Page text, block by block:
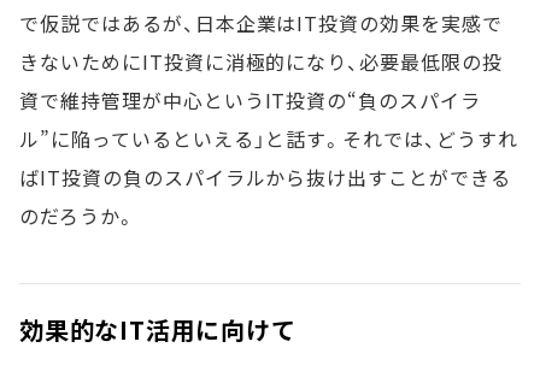
で仮説ではあるが、日本企業はIT投資の効果を実感で
きないためにIT投資に消極的になり、必要最低限の投
資で維持管理が中心というIT投資の“負のスパイラ
ル”に陥っているといえる」と話す。それでは、どうすれ
ばIT投資の負のスパイラルから抜け出すことができる
のだろうか。
効果的なIT活用に向けて